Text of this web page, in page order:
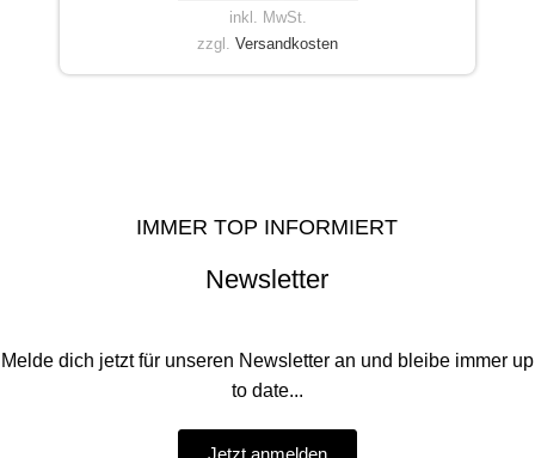
inkl. MwSt.
zzgl. Versandkosten
IMMER TOP INFORMIERT
Newsletter
Melde dich jetzt für unseren Newsletter an und bleibe immer up
to date...
Jetzt anmelden